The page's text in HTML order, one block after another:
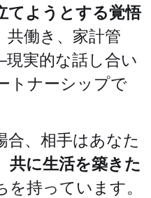
てようとする覚悟
共働き、家計管
実的な話し合い
トナーシップで
合、相手はあなた
共に生活を築きた
を持っています。